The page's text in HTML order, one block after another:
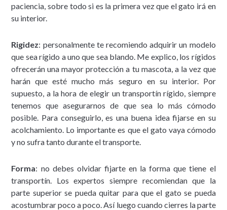
paciencia, sobre todo si es la primera vez que el gato irá en
su interior.
Rigidez: personalmente te recomiendo adquirir un modelo
que sea rígido a uno que sea blando. Me explico, los rígidos
ofrecerán una mayor protección a tu mascota, a la vez que
harán que esté mucho más seguro en su interior. Por
supuesto, a la hora de elegir un transportín rígido, siempre
tenemos que asegurarnos de que sea lo más cómodo
posible. Para conseguirlo, es una buena idea fijarse en su
acolchamiento. Lo importante es que el gato vaya cómodo
y no sufra tanto durante el transporte.
Forma: no debes olvidar fijarte en la forma que tiene el
transportín. Los expertos siempre recomiendan que la
parte superior se pueda quitar para que el gato se pueda
acostumbrar poco a poco. Así luego cuando cierres la parte